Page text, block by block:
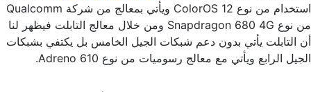
استخدام من نوع ColorOS 12 ويأتي بمعالج من شركة Qualcomm
من نوع Snapdragon 680 4G ومن خلال معالج التابلت فيظهر لنا
أن التابلت يأتي بدون دعم شبكات الجيل الخامس بل يكتفي بشبكات
الجيل الرابع ويأتي مع معالج رسوميات من نوع Adreno 610.